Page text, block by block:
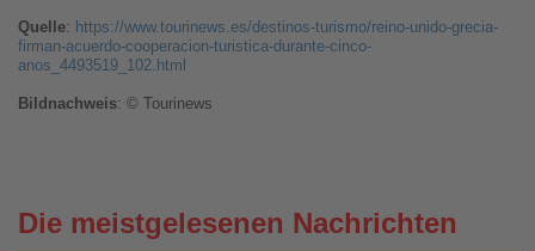
Quelle: https://www.tourinews.es/destinos-turismo/reino-unido-grecia-
firman-acuerdo-cooperacion-turistica-durante-cinco-
anos_4493519_102.html
Bildnachweis: © Tourinews
Die meistgelesenen Nachrichten